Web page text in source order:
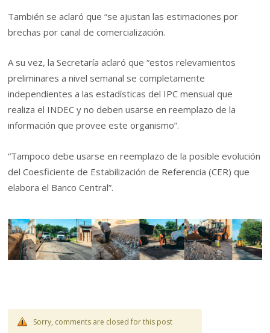
También se aclaró que “se ajustan las estimaciones por
brechas por canal de comercialización.
A su vez, la Secretaría aclaró que “estos relevamientos
preliminares a nivel semanal se completamente
independientes a las estadísticas del IPC mensual que
realiza el INDEC y no deben usarse en reemplazo de la
información que provee este organismo”.
“Tampoco debe usarse en reemplazo de la posible evolución
del Coesficiente de Estabilización de Referencia (CER) que
elabora el Banco Central”.
Sorry, comments are closed for this post